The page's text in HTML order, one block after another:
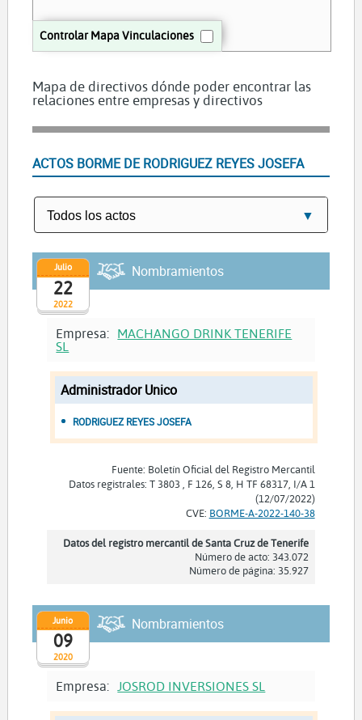
Controlar Mapa Vinculaciones
Mapa de directivos dónde poder encontrar las
relaciones entre empresas y directivos
ACTOS BORME DE RODRIGUEZ REYES JOSEFA
2022
Julio
22
Nombramientos
Empresa: MACHANGO DRINK TENERIFE
SL
Administrador Unico
RODRIGUEZ REYES JOSEFA
Fuente: Boletín Oficial del Registro Mercantil
Datos registrales: T 3803 , F 126, S 8, H TF 68317, I/A 1
(12/07/2022)
CVE: BORME-A-2022-140-38
Datos del registro mercantil de Santa Cruz de Tenerife
Número de acto: 343.072
Número de página: 35.927
2020
Junio
09
Nombramientos
Empresa: JOSROD INVERSIONES SL